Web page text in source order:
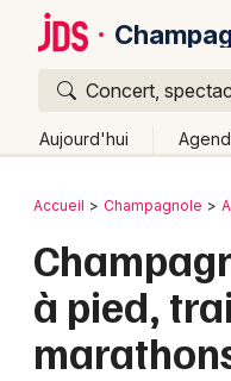
Concert,
Aujourd'hui
Publier un
Grands
Bordeaux
Colmar
Lille
Retour
Accueil Champagnole
à pied,
Quoi ?
Où ?
Partout
Près de moi
Quand ?
Aujourd'hui
Demain